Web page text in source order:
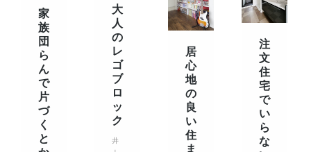
家
族
団
ら
ん
で
片
づ
く
と
大
人
の
レ
ゴ
ブ
ロ
ッ
ク
井
居
心
地
の
良
い
住
ま
注
文
住
宅
で
い
ら
な